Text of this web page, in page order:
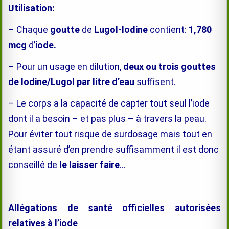
Utilisation:
– Chaque goutte de Lugol-Iodine contient: 1,780
mcg d’iode.
– Pour un usage en dilution, deux ou trois gouttes
de Iodine/Lugol par litre d’eau suffisent.
– Le corps a la capacité de capter tout seul l’iode
dont il a besoin – et pas plus – à travers la peau.
Pour éviter tout risque de surdosage mais tout en
étant assuré d’en prendre suffisamment il est donc
conseillé de le laisser faire…
Allégations de santé officielles autorisées
relatives à l’iode